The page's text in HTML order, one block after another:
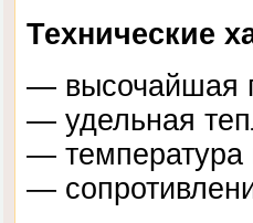
Технические
— высочайшая
— удельная
— температура
—